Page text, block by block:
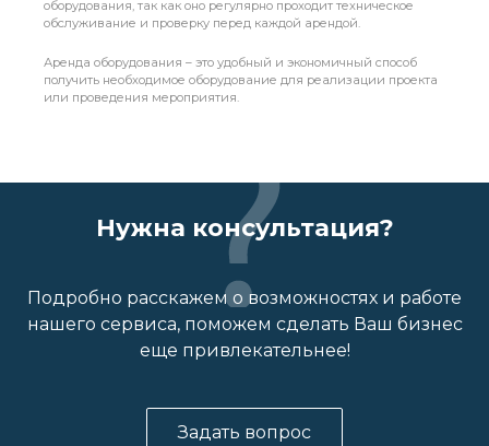
оборудования, так как оно регулярно проходит техническое
обслуживание и проверку перед каждой арендой.
Аренда оборудования – это удобный и экономичный способ
получить необходимое оборудование для реализации проекта
или проведения мероприятия.
Нужна консультация?
Подробно расскажем о возможностях и работе
нашего сервиса, поможем сделать Ваш бизнес
еще привлекательнее!
Задать вопрос